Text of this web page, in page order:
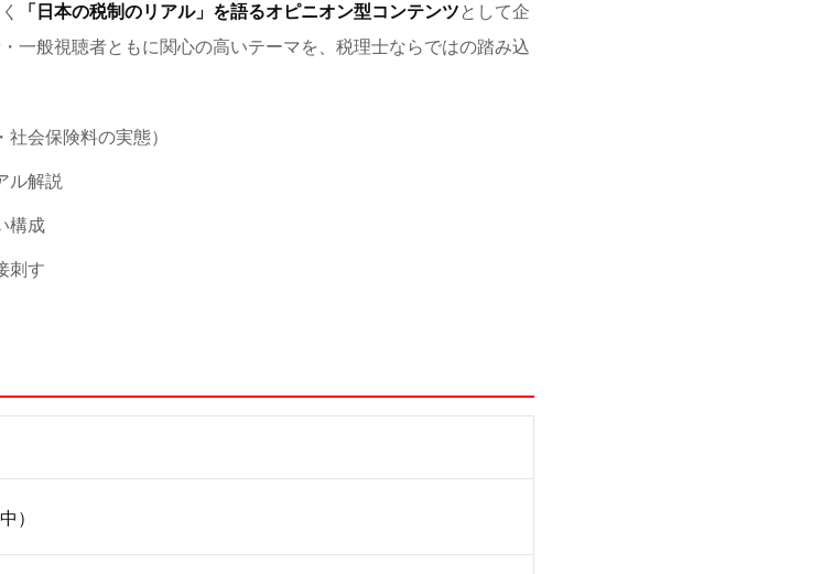
「日本の税制のリアル」を語るオピニオン型コンテンツ として企
一般視聴者ともに関心の高いテーマを、税理士ならではの踏み込
会保険料の実態）
ル解説
構成
刺す
）